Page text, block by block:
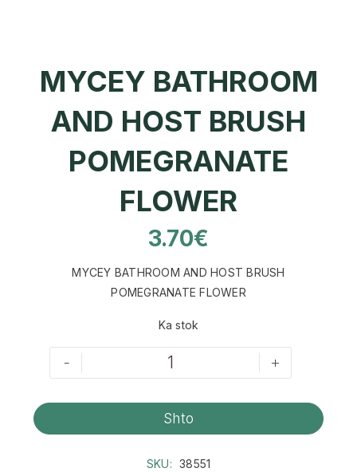
MYCEY BATHROOM
AND HOST BRUSH
POMEGRANATE
FLOWER
3.70€
MYCEY BATHROOM AND HOST BRUSH
POMEGRANATE FLOWER
Ka stok
- +
Shto
SKU: 38551